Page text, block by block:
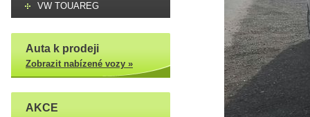
VW TOUAREG
Auta k prodeji
Zobrazit nabízené vozy »
AKCE